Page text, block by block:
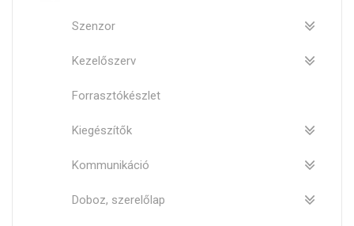
Szenzor
Kezelőszerv
Forrasztókészlet
Kiegészítők
Kommunikáció
Doboz, szerelőlap